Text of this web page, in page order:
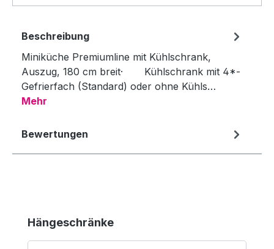
Beschreibung
Miniküche Premiumline mit Kühlschrank,
Auszug, 180 cm breit· Kühlschrank mit 4*-
Gefrierfach (Standard) oder ohne Kühls…
Mehr
Bewertungen
Produktgalerie überspringen
Hängeschränke